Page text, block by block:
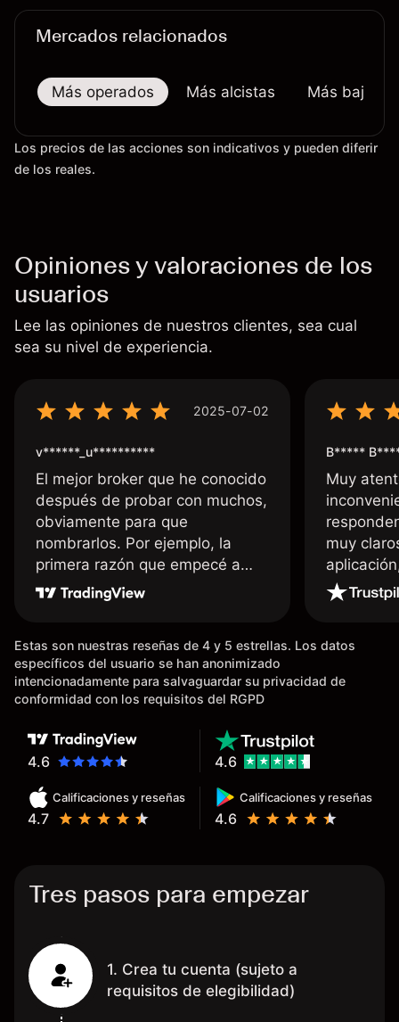
Mercados relacionados
Más operados Más alcistas Más bajistas
Los precios de las acciones son indicativos y pueden diferir
de los reales.
Opiniones y valoraciones de los
usuarios
Lee las opiniones de nuestros clientes, sea cual
sea su nivel de experiencia.
2025-07-02
v******_u**********
El mejor broker que he conocido
después de probar con muchos,
obviamente para que
nombrarlos. Por ejemplo, la
primera razón que empecé a
usar Capital fue la llegada de mi
dinero de inmediato a mi cuenta
existentes en el mercado que
tardan días o tienen mucha
burocracia; y la segunda razón,
hecho de operar en un mercado
determinado, debido a los
spread y al volumen existente.
Mientras más activo seas, más
dinero te reembolsa. Muchas
B*****
Muy
muy
Estas son nuestras reseñas de 4 y 5 estrellas. Los datos
específicos del usuario se han anonimizado
intencionadamente para salvaguardar su privacidad de
conformidad con los requisitos del RGPD
4.6
Calificaciones y reseñas
4.7
Calificaciones y reseñas
4.6
4.6
Tres pasos para empezar
1. Crea tu cuenta (sujeto a
requisitos de elegibilidad)